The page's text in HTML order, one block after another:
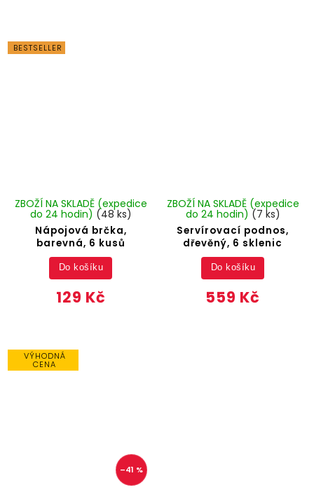
BESTSELLER
Nápojová brčka,
barevná, 6 kusů
ZBOŽÍ NA SKLADĚ (expedice
do 24 hodin) (48 ks)
129 Kč
Do košíku
Servírovací podnos,
dřevěný, 6 sklenic
ZBOŽÍ NA SKLADĚ (expedice
do 24 hodin) (7 ks)
559 Kč
Do košíku
VÝHODNÁ
CENA
–41 %